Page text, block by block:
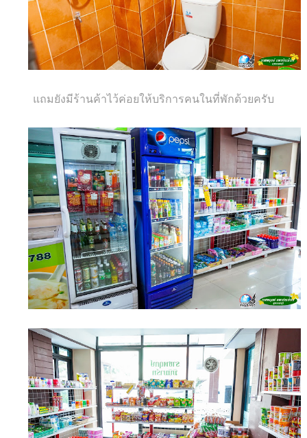
แถมยังมีร้านค้าไว้ค่อยให้บริการคนในที่พักด้วยครับ